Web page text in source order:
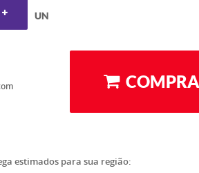
UN
estimados para sua região: